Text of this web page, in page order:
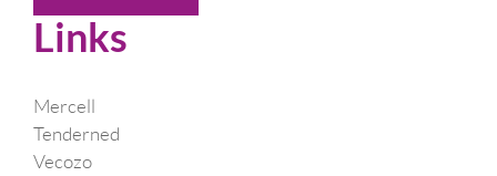
Links
Mercell
Tenderned
Vecozo